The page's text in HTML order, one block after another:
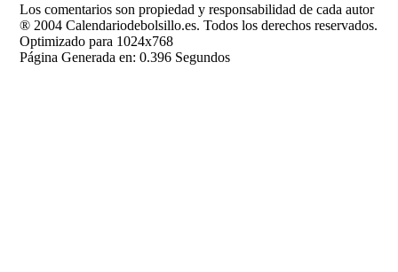
Los comentarios son propiedad y responsabilidad de cada autor
® 2004 Calendariodebolsillo.es. Todos los derechos reservados.
Optimizado para 1024x768
Página Generada en: 0.396 Segundos